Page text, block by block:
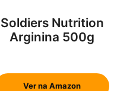
Soldiers Nutrition
Arginina 500g
Ver na Amazon